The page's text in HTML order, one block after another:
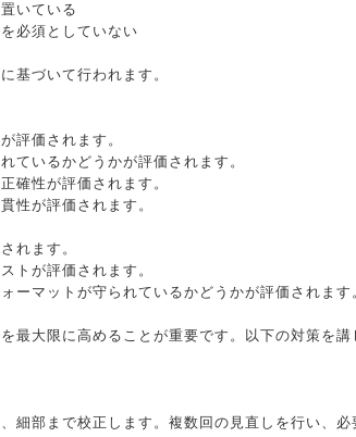
いている
必須としていない
基づいて行われます。
評価されます。
ているかどうかが評価されます。
確性が評価されます。
性が評価されます。
れます。
トが評価されます。
ーマットが守られているかどうかが評価されます
最大限に高めることが重要です。以下の対策を
細部まで校正します。複数回の見直しを行い、